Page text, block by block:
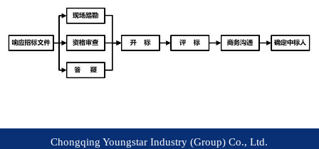
Chongqing Youngstar Industry (Group) Co., Ltd.